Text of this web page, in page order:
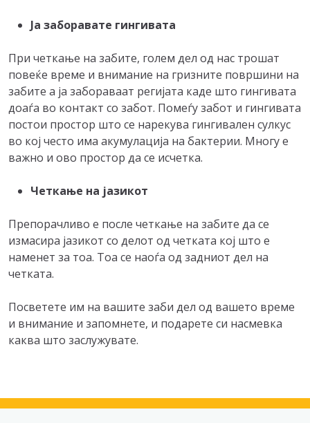
Ја заборавате гингивата
При четкање на забите, голем дел од нас трошат
повеќе време и внимание на гризните површини на
забите а ја забораваат регијата каде што гингивата
доаѓа во контакт со забот. Помеѓу забот и гингивата
постои простор што се нарекува гингивален сулкус
во кој често има акумулација на бактерии. Многу е
важно и ово простор да се исчетка.
Четкање на јазикот
Препорачливо е после четкање на забите да се
измасира јазикот со делот од четката кој што е
наменет за тоа. Тоа се наоѓа од задниот дел на
четката.
Посветете им на вашите заби дел од вашето време
и внимание и запомнете, и подарете си насмевка
каква што заслужувате.